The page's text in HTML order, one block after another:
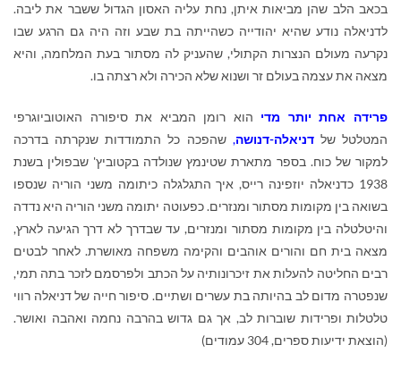
בכאב הלב שהן מביאות איתן, נחת עליה האסון הגדול ששבר את ליבה.
לדניאלה נודע שהיא יהודייה כשהייתה בת שבע וזה היה גם הרגע שבו
נקרעה מעולם הנצרות הקתולי, שהעניק לה מסתור בעת המלחמה, והיא
מצאה את עצמה בעולם זר ושנוא שלא הכירה ולא רצתה בו.
פרידה אחת יותר מדי הוא רומן המביא את סיפורה האוטוביוגרפי
המטלטל של דניאלה-דנושה, שהפכה כל התמודדות שנקרתה בדרכה
למקור של כוח. בספר מתארת שטינמץ שנולדה בקטוביץ' שבפולין בשנת
1938 כדניאלה יוזפינה רייס, איך התגלגלה כיתומה משני הוריה שנספו
בשואה בין מקומות מסתור ומנזרים. כפעוטה יתומה משני הוריה היא נדדה
והיטלטלה בין מקומות מסתור ומנזרים, עד שבדרך לא דרך הגיעה לארץ,
מצאה בית חם והורים אוהבים והקימה משפחה מאושרת. לאחר לבטים
רבים החליטה להעלות את זיכרונותיה על הכתב ולפרסמם לזכר בתה תמי,
שנפטרה מדום לב בהיותה בת עשרים ושתיים. סיפור חייה של דניאלה רווי
טלטלות ופרידות שוברות לב, אך גם גדוש בהרבה נחמה ואהבה ואושר.
(הוצאת ידיעות ספרים, 304 עמודים)